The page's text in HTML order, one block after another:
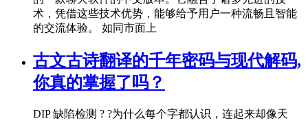
术，凭借这些技术优势，能够给予用户一种流畅且智能
的交流体验。 如同市面上
古文古诗翻译的千年密码与现代解码,
你真的掌握了吗？
DIP 缺陷检测 ? ?为什么每个字都认识，连起来却像天